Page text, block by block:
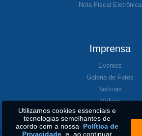
Nota Fiscal Eletrônica
Imprensa
Eventos
Galeria de Fotos
Notícias
Vídeos
Utilizamos cookies essenciais e
tecnologias semelhantes de
acordo com a nossa Política de
Privacidadee, ao continuar